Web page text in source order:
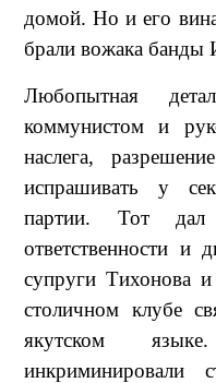
домой. Но и его
брали вожака банды
Любопытная
коммунистом и
наслега,
испрашивать у
партии. Тот
ответственности и
супруги Тихонова
столичном клубе
якутском